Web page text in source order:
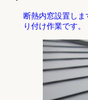
断熱内窓設置し
り付け作業です。